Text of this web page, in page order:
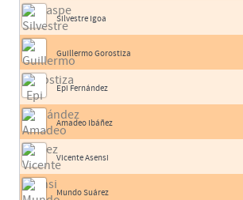
Silvestre Igoa
Guillermo Gorostiza
Epi Fernández
Amadeo Ibáñez
Vicente Asensi
Mundo Suárez